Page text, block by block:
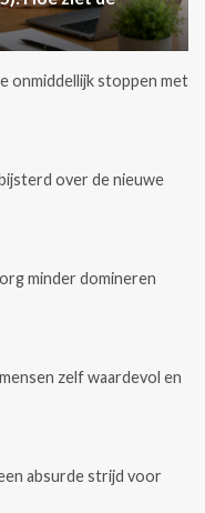
onmiddellijk stoppen met
over de nieuwe
minder domineren
zelf waardevol en
absurde strijd voor